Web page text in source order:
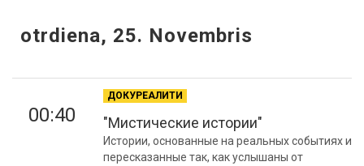
otrdiena, 25. Novembris
00:40
ДОКУРЕАЛИТИ
"Мистические истории"
Истории, основанные на реальных событиях и
пересказанные так, как услышаны от